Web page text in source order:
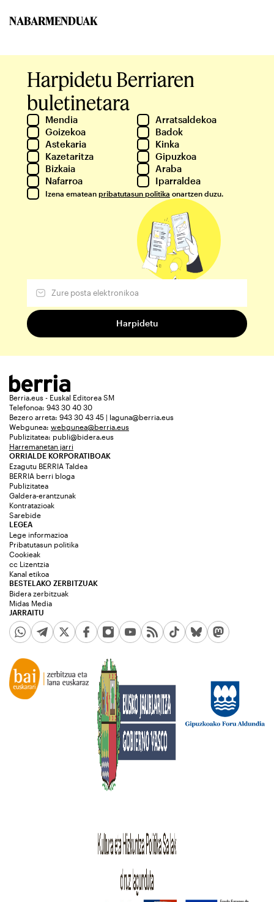
NABARMENDUAK
Harpidetu Berriaren
buletinetara
Mendia
Arratsaldekoa
Goizekoa
Badok
Astekaria
Kinka
Kazetaritza
Gipuzkoa
Bizkaia
Araba
Nafarroa
Iparraldea
Izena ematean pribatutasun politika onartzen duzu.
Berria.eus - Euskal Editorea SM
Telefonoa: 943 30 40 30
Bezero arreta: 943 30 43 45 | laguna@berria.eus
Webgunea: webgunea@berria.eus
Publizitatea: publi@bidera.eus
Harremanetan jarri
ORRIALDE KORPORATIBOAK
Ezagutu BERRIA Taldea
BERRIA berri bloga
Publizitatea
Galdera-erantzunak
Kontratazioak
Sarebide
JARRAITU
LEGEA
Lege informazioa
Pribatutasun politika
Cookieak
cc Lizentzia
Kanal etikoa
BESTELAKO ZERBITZUAK
Bidera zerbitzuak
Midas Media